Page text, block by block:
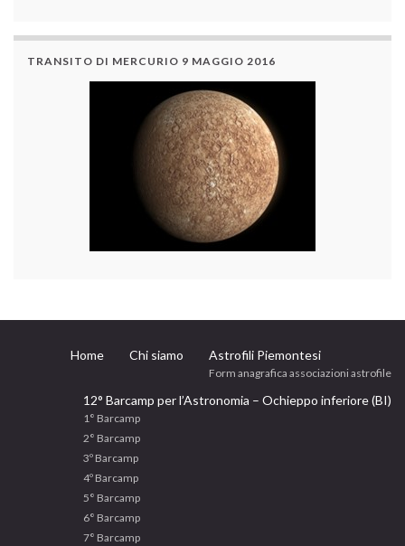
TRANSITO DI MERCURIO 9 MAGGIO 2016
Home Chi siamo Astrofili Piemontesi
Form anagrafica associazioni astrofile
12° Barcamp per l’Astronomia – Ochieppo inferiore (BI)
1° Barcamp
2° Barcamp
3º Barcamp
4º Barcamp
5° Barcamp
6° Barcamp
7° Barcamp